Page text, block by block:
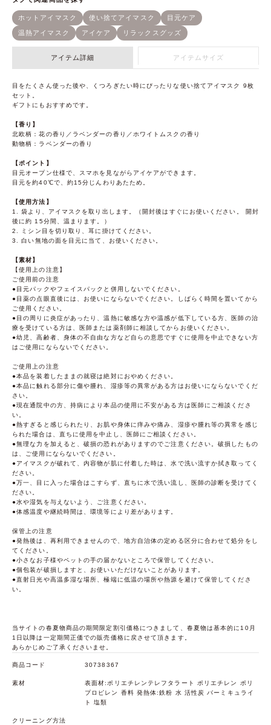
アイテム詳細 アイテムサイズ
目をたくさん使った後や、くつろぎたい時にぴったりな使い捨てアイマスク 9枚
セット。
ギフトにもおすすめです。
【香り】
北欧柄：花の香り／ラベンダーの香り／ホワイトムスクの香り
動物柄：ラベンダーの香り
【ポイント】
目元オープン仕様で、スマホを見ながらアイケアができます。
目元を約40℃で、約15分じんわりあたため。
【使用方法】
1. 袋より、アイマスクを取り出します。（開封後はすぐにお使いください。 開封
後に約 15分間、温まります。）
2. ミシン目を切り取り、耳に掛けてください。
3. 白い無地の面を目元に当て、お使いください。
【素材】
【使用上の注意】
ご使用前の注意
●目元パックやフェイスパックと併用しないでください。
●目薬の点眼直後には、お使いにならないでください。しばらく時間を置いてから
ご使用ください。
●目の周りに炎症があったり、温熱に敏感な方や温感が低下している方、医師の治
療を受けている方は、医師または薬剤師に相談してからお使いください。
●幼児、高齢者、身体の不自由な方など自らの意思ですぐに使用を中止できない方
はご使用にならないでください。
ご使用上の注意
●本品を装着したままの就寝は絶対におやめください。
●本品に触れる部分に傷や腫れ、湿疹等の異常がある方はお使いにならないでくだ
さい。
●現在通院中の方、持病により本品の使用に不安がある方は医師にご相談くださ
い。
●熱すぎると感じられたり、お肌や身体に痒みや痛み、湿疹や腫れ等の異常を感じ
られた場合は、直ちに使用を中止し、医師にご相談ください。
●無理な力を加えると、破損の恐れがありますのでご注意ください。破損したもの
は、ご使用にならないでください。
●アイマスクが破れて、内容物が肌に付着した時は、水で洗い流すか拭き取ってく
ださい。
●万一、目に入った場合はこすらず、直ちに水で洗い流し、医師の診断を受けてく
ださい。
●水や湿気を与えないよう、ご注意ください。
●体感温度や継続時間は、環境等により差があります。
保管上の注意
●発熱後は、再利用できませんので、地方自治体の定める区分に合わせて処分をし
てください。
●小さなお子様やペットの手の届かないところで保管してください。
●個包装が破損しますと、お使いいただけないことがあります。
●直射日光や高温多湿な場所、極端に低温の場所や熱源を避けて保管してくださ
い。
当サイトの春夏物商品の期間限定割引価格につきまして、春夏物は基本的に10月
1日以降は一定期間正価での販売価格に戻させて頂きます。
あらかじめご了承くださいませ。
商品コード 30738367
素材
表面材:ポリエチレンテレフタラート ポリエチレン ポリ
プロピレン 香料 発熱体:鉄粉 水 活性炭 バーミキュライ
ト 塩類
クリーニング方法